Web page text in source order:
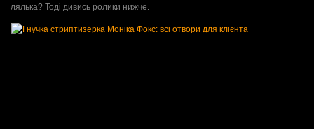
лялька? Тоді дивись ролики нижче.